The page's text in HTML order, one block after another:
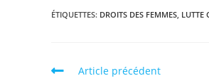
ÉTIQUETTES: DROITS DES FEMMES, LUTTE
Article précédent